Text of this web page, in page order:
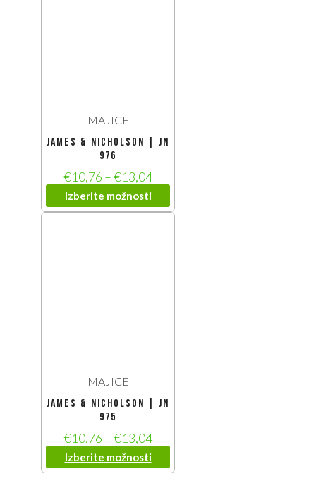
MAJICE
James & Nicholson | JN
976
€10,76 –€13,04
Izberite možnosti
MAJICE
James & Nicholson | JN
975
€10,76 –€13,04
Izberite možnosti